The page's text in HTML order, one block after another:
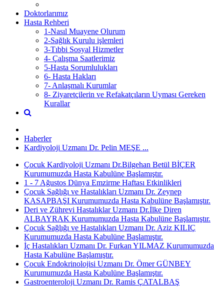
Doktorlarımız
Hasta Rehberi
1-Nasıl Muayene Olurum
2-Sağlık Kurulu işlemleri
3-Tıbbi Sosyal Hizmetler
4- Çalışma Saatlerimiz
5-Hasta Sorumlulukları
6- Hasta Hakları
7- Anlaşmalı Kurumlar
8- Ziyaretçilerin ve Refakatçıların Uyması Gereken
Kurallar
Haberler
Kardiyoloji Uzmanı Dr. Pelin MEŞE ...
Çocuk Kardiyoloji Uzmanı Dr.Bilgehan Betül BİÇER
Kurumumuzda Hasta Kabulüne Başlamıştır.
1 - 7 Ağustos Dünya Emzirme Haftası Etkinlikleri
Çocuk Sağlığı ve Hastalıkları Uzmanı Dr. Zeynep
KASAPBAŞI Kurumumuzda Hasta Kabulüne Başlamıştır.
Deri ve Zührevi Hastalıklar Uzmanı Dr.İlke Diren
ALBAYRAK Kurumumuzda Hasta Kabulüne Başlamıştır.
Çocuk Sağlığı ve Hastalıkları Uzmanı Dr. Aziz KILIÇ
Kurumumuzda Hasta Kabulüne Başlamıştır.
İç Hastalıkları Uzmanı Dr. Furkan YILMAZ Kurumumuzda
Hasta Kabulüne Başlamıştır.
Çocuk Endokrinolojisi Uzmanı Dr. Ömer GÜNBEY
Kurumumuzda Hasta Kabulüne Başlamıştır.
Gastroenteroloji Uzmanı Dr. Ramis ÇATALBAŞ